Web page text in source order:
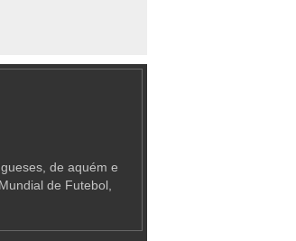
de aquém e
de Futebol,